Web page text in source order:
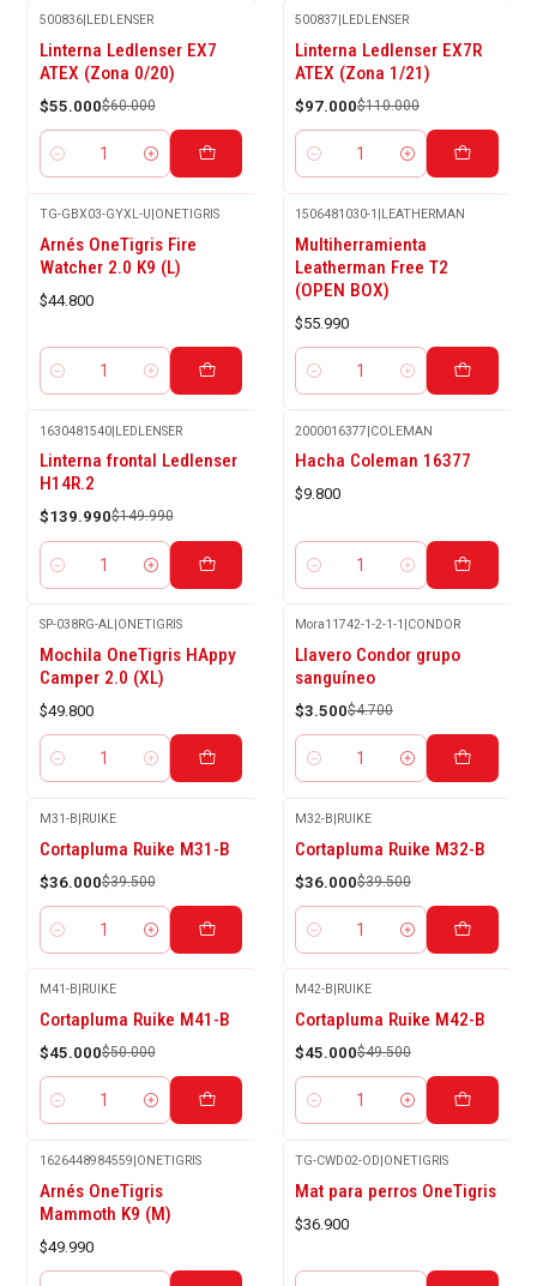
-8%
OFF
500836| LEDLENSER
Linterna Ledlenser EX7
ATEX (Zona 0/20)
$55.000$60.000
Cantidad
-12%
OFF
500837 LEDLENSER
Linterna Ledlenser EX7R
ATEX (Zona 1/21)
$97.000$110.000
Cantidad
TG-GBX03-GYXL-U|ONETIGRIS
Arnés OneTigris Fire
Watcher 2.0 K9 (L)
$44.800
Cantidad
1506481030-1 |LEATHERMAN
Multiherramienta
Leatherman Free T2
(OPEN BOX)
$55.990
Cantidad
-7%
OFF
1630481540|LEDLENSER
Linterna frontal Ledlenser
H14R.2
$139.990$149.990
Cantidad
2000016377|COLEMAN
Hacha Coleman 16377
$9.800
Cantidad
SP-038RG-AL| ONETIGRIS
Mochila OneTigris HAppy
Camper 2.0 (XL)
$49.800
Cantidad
-26%
OFF
Mora11742-1-2-1-1 CONDOR
Llavero Condor grupo
sanguíneo
$3.500$4.700
Cantidad
-9%
OFF
M31-B|RUIKE
Cortapluma Ruike M31-B
$36.000$39.500
Cantidad
-9%
OFF
M32-B|RUIKE
Cortapluma Ruike M32-B
$36.000$39.500
Cantidad
-10%
OFF
M41-B RUIKE
Cortapluma Ruike M41-B
$45.000$50.000
Cantidad
-9%
OFF
M42-B RUIKE
Cortapluma Ruike M42-B
$45.000$49.500
Cantidad
1626448984559|ONETIGRIS
Arnés OneTigris
Mammoth K9 (M)
$49.990
TG-CWD02-OD|ONETIGRIS
Mat para perros OneTigris
$36.900